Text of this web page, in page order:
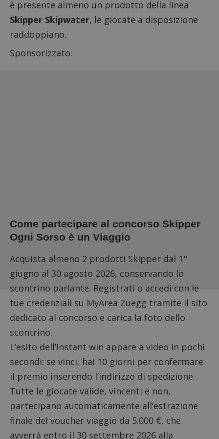
è presente almeno un prodotto della linea
Skipper Skipwater, le giocate a disposizione
raddoppiano.
Sponsorizzato:
Come partecipare al concorso Skipper
Ogni Sorso è un Viaggio
Acquista almeno 2 prodotti Skipper dal 1°
giugno al 30 agosto 2026, conservando lo
scontrino parlante. Registrati o accedi con le
tue credenziali su MyArea Zuegg tramite il sito
dedicato al concorso e carica la foto dello
scontrino.
L’esito dell’instant win appare a video in pochi
secondi: se vinci, hai 10 giorni per confermare
il premio inserendo l’indirizzo di spedizione.
Tutte le giocate valide, vincenti e non,
partecipano automaticamente all’estrazione
finale del voucher viaggio da 5.000 €, che
avverrà entro il 30 settembre 2026 alla